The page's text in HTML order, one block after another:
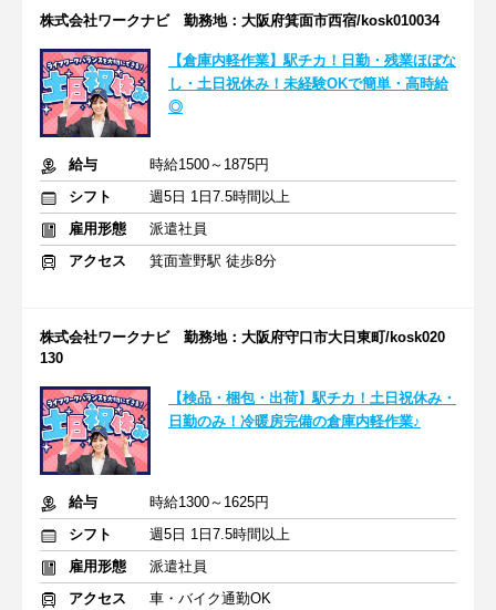
株式会社ワークナビ 勤務地：大阪府箕面市西宿/kosk010034
【倉庫内軽作業】駅チカ！日勤・残業ほぼな
し・土日祝休み！未経験OKで簡単・高時給
◎
給与
時給1500～1875円
シフト
週5日 1日7.5時間以上
雇用形態
派遣社員
アクセス
箕面萱野駅 徒歩8分
株式会社ワークナビ 勤務地：大阪府守口市大日東町/kosk020
130
【検品・梱包・出荷】駅チカ！土日祝休み・
日勤のみ！冷暖房完備の倉庫内軽作業♪
給与
時給1300～1625円
シフト
週5日 1日7.5時間以上
雇用形態
派遣社員
アクセス
車・バイク通勤OK